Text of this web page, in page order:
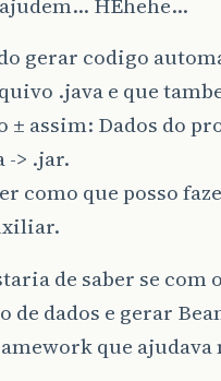
gerar codigo
.java e que
± assim: Dados do
-> .jar.
como que posso
de saber se com
de dados e gerar
que ajudava